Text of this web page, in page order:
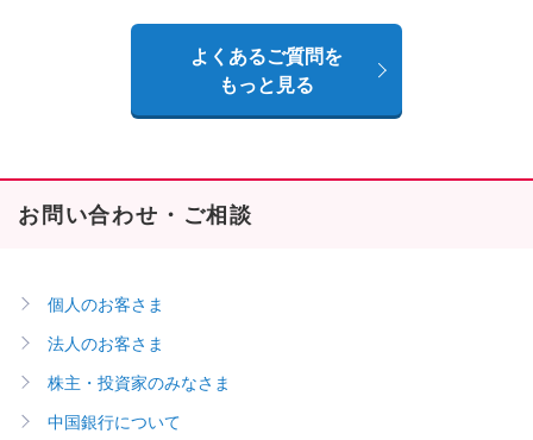
よくあるご質問を
もっと見る
お問い合わせ・ご相談
個人のお客さま
法人のお客さま
株主・投資家のみなさま
中国銀行について